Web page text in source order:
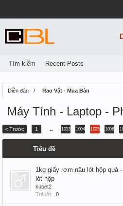
Diễn đàn Rao Vặt - Mua Bán
Máy Tính - Laptop -
< Trước 1 ← 1003 1004 1005 1006
Tiêu đề
1kg giấy rơm nâu lót hộp quà
lót hộp
kubet2
Trả lời:
0
Tìm kiếm Recent Posts